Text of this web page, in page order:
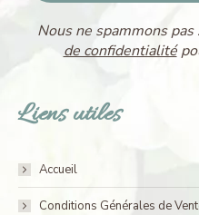
Nous ne spammons
de confidentialité
Liens utiles
Accueil
Conditions Générales de